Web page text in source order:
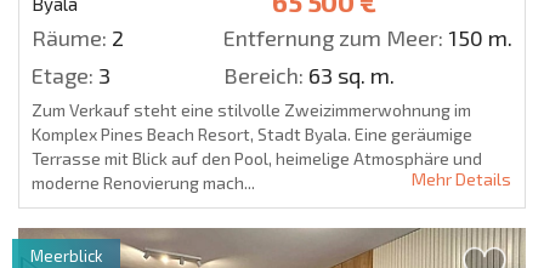
Räume: 2 Entfernung zum Meer: 150 m.
Etage: 3 Bereich: 63 sq. m.
Zum Verkauf steht eine stilvolle Zweizimmerwohnung im
Komplex Pines Beach Resort, Stadt Byala. Eine geräumige
Terrasse mit Blick auf den Pool, heimelige Atmosphäre und
moderne Renovierung mach...
Mehr Details
Meerblick